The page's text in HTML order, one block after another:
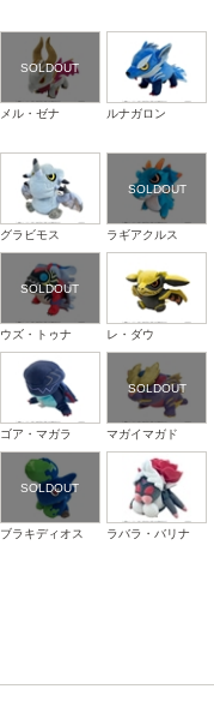
メル・ゼナ ルナガロン
グラビモス ラギアクルス
ウズ・トゥナ レ・ダウ
ゴア・マガラ マガイマガド
ブラキディオス ラバラ・バリナ